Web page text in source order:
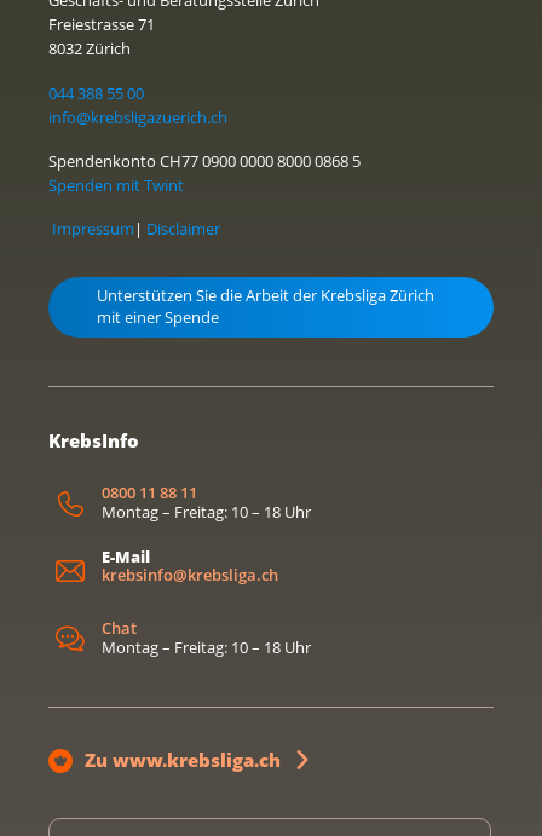
Freiestrasse 71
8032 Zürich
044 388 55 00
info@krebsligazuerich.ch
Spendenkonto CH77 0900 0000 8000 0868 5
Spenden mit Twint
Impressum | Disclaimer
Unterstützen Sie die Arbeit der Krebsliga Zürich
mit einer Spende
KrebsInfo
0800 11 88 11
Montag – Freitag: 10 – 18 Uhr
E-Mail
krebsinfo@krebsliga.ch
Chat
Montag – Freitag: 10 – 18 Uhr
Zu www.krebsliga.ch